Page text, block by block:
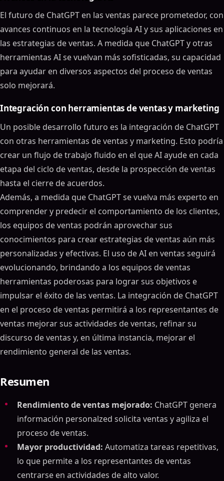
El futuro de ChatGPT en las ventas parece prometedor, con
avances continuos en la tecnología AI y sus aplicaciones en
las estrategias de ventas. A medida que ChatGPT y otras
herramientas AI se vuelvan más sofisticadas, su capacidad
para ayudar en diversos aspectos del proceso de ventas
solo mejorará.
Integración con herramientas de ventas y marketing
Un posible desarrollo futuro es la integración de ChatGPT
con otras herramientas de ventas y marketing. Esto podría
crear un flujo de trabajo fluido en el que AI ayude en cada
etapa del ciclo de ventas, desde la prospección de ventas
hasta el cierre de acuerdos.
Además, a medida que ChatGPT se vuelva más experto en
comprender y predecir el comportamiento de los clientes,
los equipos de ventas podrán aprovechar sus
conocimientos para crear estrategias de ventas aún más
personalizadas y efectivas. El uso de AI en ventas seguirá
evolucionando, brindando a los equipos de ventas
herramientas poderosas para lograr sus objetivos e
impulsar el éxito de las ventas. La integración de ChatGPT
en el proceso de ventas permitirá a los representantes de
ventas mejorar sus actividades de ventas, refinar su
discurso de ventas y, en última instancia, mejorar el
rendimiento general de las ventas.
Resumen
Rendimiento de ventas mejorado: ChatGPT genera
información personalzed solicita ventas y agiliza el
proceso de ventas.
Mayor productividad: Automatiza tareas repetitivas,
lo que permite a los representantes de ventas
centrarse en actividades de alto valor.